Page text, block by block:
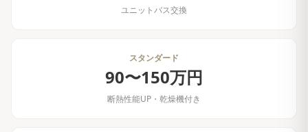
ユニットバス交換
スタンダード
90〜150万円
断熱性能UP・乾燥機付き